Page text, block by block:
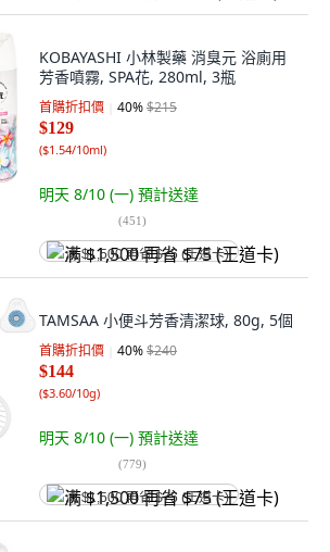
KOBAYASHI 小林製藥 消臭元 浴廁用
芳香噴霧, SPA花, 280ml, 3瓶
首購折扣價 40%$215
$129
($1.54/10ml)
明天 8/10 (一) 預計送達
(451)
满 $1,500 再省 $75 (王道卡)
TAMSAA 小便斗芳香清潔球, 80g, 5個
首購折扣價 40%$240
$144
($3.60/10g)
明天 8/10 (一) 預計送達
(779)
满 $1,500 再省 $75 (王道卡)